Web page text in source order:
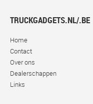
TRUCKGADGETS.NL/.BE
Home
Contact
Over ons
Dealerschappen
Links